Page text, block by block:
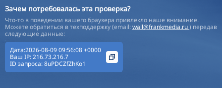
Зачем потребовалась эта проверка?
Что-то в поведении вашего браузера привлекло наше внимание.
Можете обратиться в техподдержку (email:wall@frankmedia.ru) передав
следующие данные:
Дата:2026-08-09 09:56:08 +0000
Ваш IP:216.73.216.7
ID запроса:8uPDCZfZhKo1